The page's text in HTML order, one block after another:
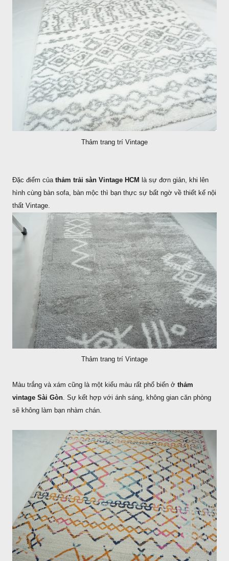
Thảm trang trí Vintage
Đặc điểm của thảm trải sàn Vintage HCM
là sự đơn giản, khi lên
hình cùng bàn sofa, bàn mộc thì bạn thực sự bất ngờ về thiết kế nội
thất Vintage.
Thảm trang trí Vintage
Màu trắng và xám cũng là một kiểu màu rất phổ biến ở thảm
vintage Sài Gòn . Sự kết hợp với ánh sáng, không gian căn phòng
sẽ không làm bạn nhàm chán.